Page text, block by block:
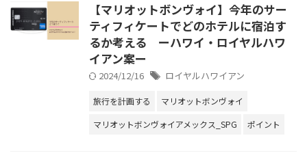
【マリオットボンヴォイ】今年のサー
ティフィケートでどのホテルに宿泊す
るか考える ーハワイ・ロイヤルハワ
イアン案ー
2024/12/16 ロイヤルハワイアン
旅行を計画する
マリオットボンヴォイ
マリオットボンヴォイアメックス_SPG
ポイント